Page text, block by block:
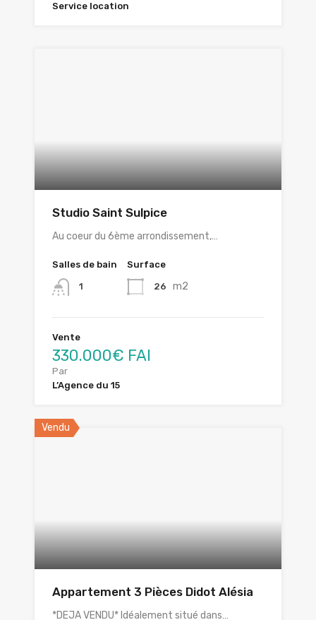
Service location
Studio Saint Sulpice
Au coeur du 6ème arrondissement,…
Salles de bain
1
Surface
26 m2
Vente
330.000€ FAI
Par
L’Agence du 15
Vendu
Appartement 3 Pièces Didot Alésia
*DEJA VENDU* Idéalement situé dans…